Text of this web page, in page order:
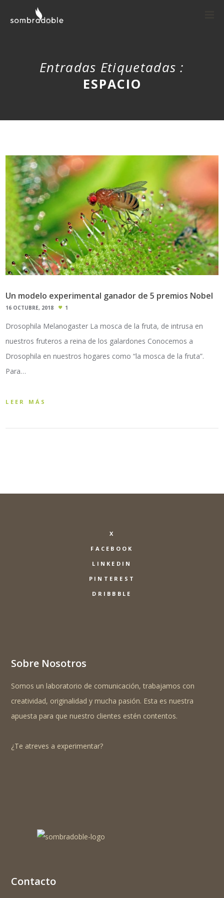
Entradas Etiquetadas :
ESPACIO
Un modelo experimental ganador de 5 premios Nobel
16 OCTUBRE, 2018 1
Drosophila Melanogaster La mosca de la fruta, de intrusa en
nuestros fruteros a reina de los galardones Conocemos a
Drosophila en nuestros hogares como “la mosca de la fruta”.
Para…
LEER MÁS
X
FACEBOOK
LINKEDIN
PINTEREST
DRIBBBLE
Sobre Nosotros
Somos un laboratorio de comunicación, trabajamos con
creatividad, originalidad y mucha pasión. Esta es nuestra
apuesta para que nuestro clientes estén contentos.
¿Te atreves a experimentar?
Contacto